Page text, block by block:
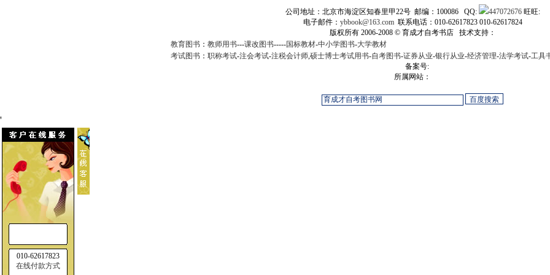
公司地址：北京市海淀区知春里甲22号 邮编：100086 QQ: 447072676旺旺:
电子邮件： ybbook@163.com 联系电话：010-62617823 010-62617824
版权所有 2006-2008 © 育成才自考书店 技术支持：
教育图书 ： 教师用书---课改图书-----国标教材-中小学图书-大学教材
考试图书 ： 职称考试-注会考试-注税会计师,硕士博士考试用书-自考图书-证券从业-银行从业-经济管理-法学考试-工具
备案号:
所属网站：
'
010-62617823
在线付款方式